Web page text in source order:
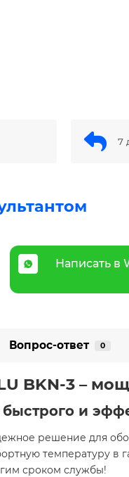
7
Написать в
Вопрос-ответ 0
BKN-3 –
и
решение для
температуру
сроком службы!